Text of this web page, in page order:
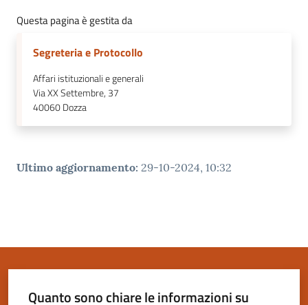
Questa pagina è gestita da
Segreteria e Protocollo
Affari istituzionali e generali
Via XX Settembre, 37
40060Dozza
Ultimo aggiornamento: 29-10-2024, 10:32
Quanto sono chiare le informazioni su